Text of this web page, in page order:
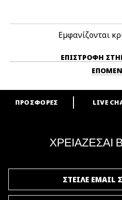
Εμφανίζονται
ΕΠΙΣΤΡΟΦΉ
ARE YOU A M·A·C LOVER?
ΠΡΟΣΦΟΡΕΣ LIVE
ΧΡΕΙΑΖΕΣΑΙ
ΣΤΕΙΛΕ EMAIL